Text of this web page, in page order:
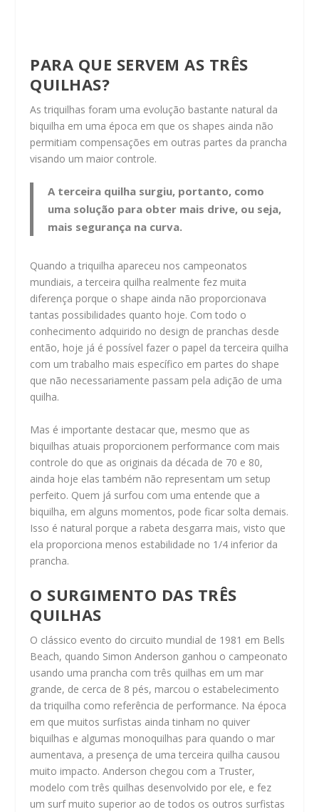
PARA QUE SERVEM AS TRÊS
QUILHAS?
As triquilhas foram uma evolução bastante natural da
biquilha em uma época em que os shapes ainda não
permitiam compensações em outras partes da prancha
visando um maior controle.
A terceira quilha surgiu, portanto, como
uma solução para obter mais drive, ou seja,
mais segurança na curva.
Quando a triquilha apareceu nos campeonatos
mundiais, a terceira quilha realmente fez muita
diferença porque o shape ainda não proporcionava
tantas possibilidades quanto hoje. Com todo o
conhecimento adquirido no design de pranchas desde
então, hoje já é possível fazer o papel da terceira quilha
com um trabalho mais específico em partes do shape
que não necessariamente passam pela adição de uma
quilha.
Mas é importante destacar que, mesmo que as
biquilhas atuais proporcionem performance com mais
controle do que as originais da década de 70 e 80,
ainda hoje elas também não representam um setup
perfeito. Quem já surfou com uma entende que a
biquilha, em alguns momentos, pode ficar solta demais.
Isso é natural porque a rabeta desgarra mais, visto que
ela proporciona menos estabilidade no 1/4 inferior da
prancha.
O SURGIMENTO DAS TRÊS
QUILHAS
O clássico evento do circuito mundial de 1981 em Bells
Beach, quando Simon Anderson ganhou o campeonato
usando uma prancha com três quilhas em um mar
grande, de cerca de 8 pés, marcou o estabelecimento
da triquilha como referência de performance. Na época
em que muitos surfistas ainda tinham no quiver
biquilhas e algumas monoquilhas para quando o mar
aumentava, a presença de uma terceira quilha causou
muito impacto. Anderson chegou com a Truster,
modelo com três quilhas desenvolvido por ele, e fez
um surf muito superior ao de todos os outros surfistas